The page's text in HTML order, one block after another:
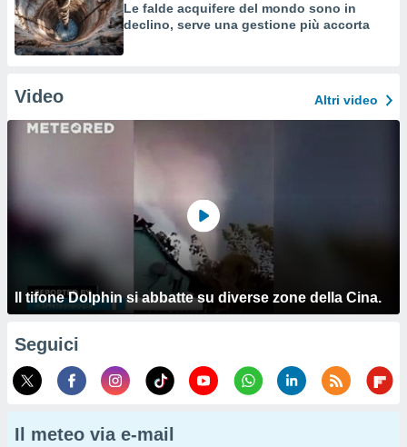
Le falde acquifere del mondo sono in
declino, serve una gestione più accorta
Video Altri video
Il tifone Dolphin si abbatte su diverse zone della Cina.
Seguici
Il meteo via e-mail